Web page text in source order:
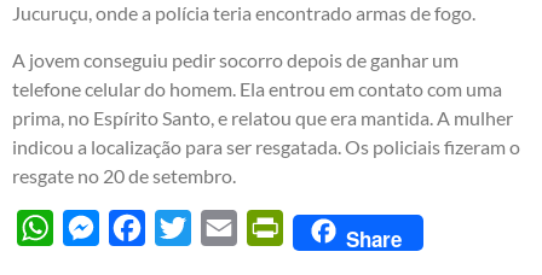
Jucuruçu, onde a polícia teria encontrado armas de fogo.
A jovem conseguiu pedir socorro depois de ganhar um
telefone celular do homem. Ela entrou em contato com uma
prima, no Espírito Santo, e relatou que era mantida. A mulher
indicou a localização para ser resgatada. Os policiais fizeram o
resgate no 20 de setembro.
WhatsAppMessengerFacebook
Twitter Email PrintFriendly
Share